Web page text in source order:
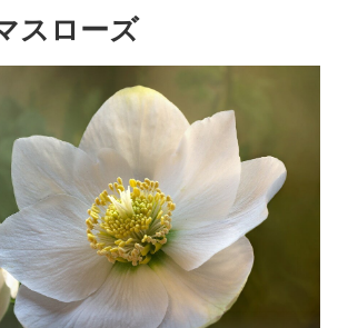
スローズ